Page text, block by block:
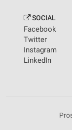
SOCIAL
Facebook
Twitter
Instagram
LinkedIn